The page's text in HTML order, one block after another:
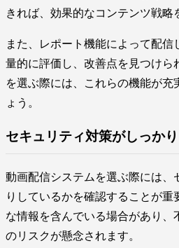
きれば、効果的なコンテンツ戦略
また、レポート機能によって配信
量的に評価し、改善点を見つけら
を選ぶ際には、これらの機能が充
ょう。
セキュリティ対策がしっか
動画配信システムを選ぶ際には、
りしているかを確認することが
な情報を含んでいる場合があり、
のリスクが懸念されます。